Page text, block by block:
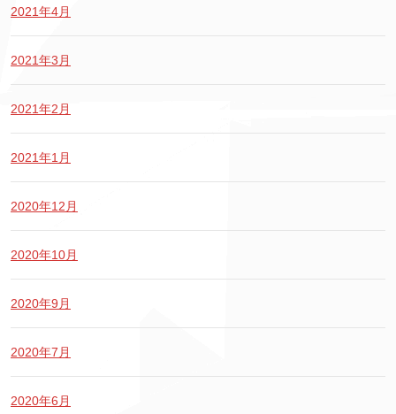
2021年4月
2021年3月
2021年2月
2021年1月
2020年12月
2020年10月
2020年9月
2020年7月
2020年6月